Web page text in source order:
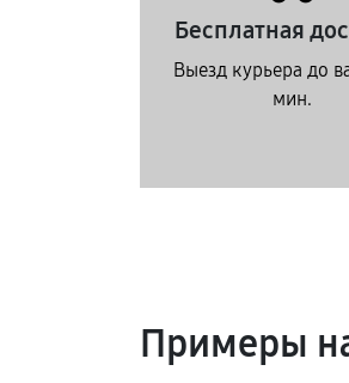
Бесплатная
Выезд курьера до
мин.
Примеры